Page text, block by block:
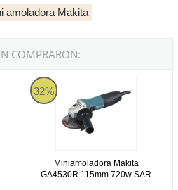
amoladora Makita
COMPRARON:
115mm 18V
32%
Miniamoladora Makita
GA4530R 115mm 720w SAR
Miniamoladora Makita GA4530R